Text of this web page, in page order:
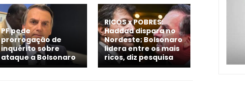
PF pede
prorrogação de
inquérito sobre
ataque a Bolsonaro
RICOS x POBRES:
Haddad dispara no
Nordeste; Bolsonaro
lidera entre os mais
ricos, diz pesquisa